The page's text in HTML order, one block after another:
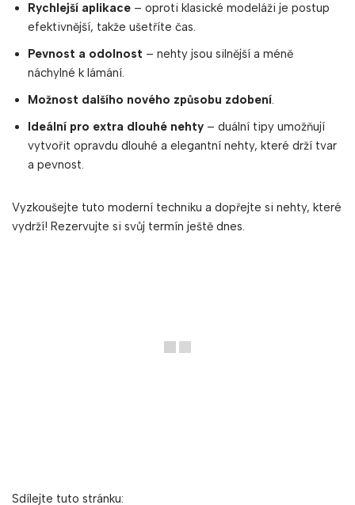
Rychlejší aplikace – oproti klasické modeláži je postup
efektivnější, takže ušetříte čas.
Pevnost a odolnost – nehty jsou silnější a méně
náchylné k lámání.
Možnost dalšího nového způsobu zdobení.
Ideální pro extra dlouhé nehty – duální tipy umožňují
vytvořit opravdu dlouhé a elegantní nehty, které drží tvar
a pevnost.
Vyzkoušejte tuto moderní techniku a dopřejte si nehty, které
vydrží! Rezervujte si svůj termín ještě dnes.
Sdílejte tuto stránku: